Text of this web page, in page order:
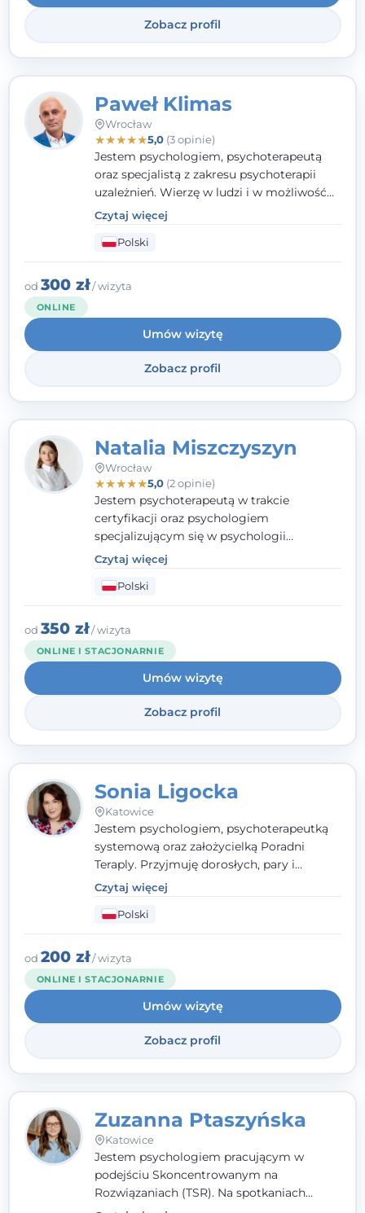
problemami.
Zobacz profil
Paweł Klimas
Wrocław
★★★★★5,0(3 opinie)
Jestem psychologiem, psychoterapeutą
oraz specjalistą z zakresu psychoterapii
uzależnień. Wierzę w ludzi i w możliwość
wprowadzenia zmian w ich życiu. Bardzo
często przekonuje się o tym, że każdy z nas,
w tym Ty i ja, ma wpływ na swoje
szczęście. Należy uwierzyć w siebie i działać
w obranym kierunku.
Czytaj więcej
Polski
od 300 zł/ wizyta
ONLINE
Umów wizytę
Zobacz profil
Natalia Miszczyszyn
Wrocław
★★★★★5,0(2 opinie)
Jestem psychoterapeutą w trakcie
certyfikacji oraz psychologiem
specjalizującym się w psychologii
klinicznej. Ukończyłam również studia
podyplomowe z Praktycznej Diagnozy
Psychologicznej. Aktywnie uczestniczę w
działalności Polskiego Towarzystwa
Psychiatrycznego oraz Polskiego
Towarzystwa Psychologicznego, a także
jestem członkiem nadzwyczajnym
Wielkopolskiego Towarzystwa Terapii
Systemowej.
Czytaj więcej
Polski
od 350 zł/ wizyta
ONLINE I STACJONARNIE
Umów wizytę
Zobacz profil
Sonia Ligocka
Katowice
Jestem psychologiem, psychoterapeutką
systemową oraz założycielką Poradni
Teraply. Przyjmuję dorosłych, pary i
rodziny, dobierając metody do
indywidualnych zasobów pacjenta. Wierzę
w drzemiące w Tobie zasoby, które
pozwolą Ci wyjść z kryzysu - a jeśli jeszcze
ich nie widzisz, pomogę Ci je odsłonić.
Czytaj więcej
Polski
od 200 zł/ wizyta
ONLINE I STACJONARNIE
Umów wizytę
Zobacz profil
Zuzanna Ptaszyńska
Katowice
Jestem psychologiem pracującym w
podejściu Skoncentrowanym na
Rozwiązaniach (TSR). Na spotkaniach